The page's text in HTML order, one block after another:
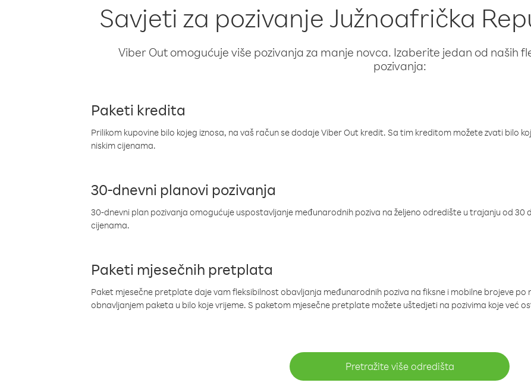
Savjeti za pozivanje Južnoafrička
Viber Out omogućuje više pozivanja za manje novca. Izaberite jedan od naših
pozivanja:
Paketi kredita
Prilikom kupovine bilo kojeg iznosa, na vaš račun se dodaje Viber Out kredit. Sa tim kreditom možete zvati bilo
niskim cijenama.
30-dnevni planovi pozivanja
30-dnevni plan pozivanja omogućuje uspostavljanje međunarodnih poziva na željeno odredište u trajanju od 30
cijenama.
Paketi mjesečnih pretplata
Paket mjesečne pretplate daje vam fleksibilnost obavljanja međunarodnih poziva na fiksne i mobilne brojeve po
obnavljanjem paketa u bilo koje vrijeme. S paketom mjesečne pretplate možete uštedjeti na pozivima koje već
Pretražite više odredišta